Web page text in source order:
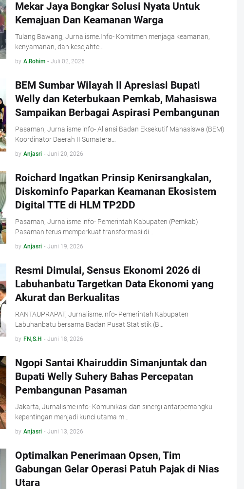
Mekar Jaya Bongkar Solusi Nyata Untuk
Kemajuan Dan Keamanan Warga
Tulang Bawang, Jurnalisme.Info- Komitmen menjaga keamanan,
kenyamanan, dan kesejahte…
by A.Rohim - Juli 02, 2026
BEM Sumbar Wilayah II Apresiasi Bupati
Welly dan Keterbukaan Pemkab, Mahasiswa
Sampaikan Berbagai Aspirasi Pembangunan
Pasaman, Jurnalisme info- Aliansi Badan Eksekutif Mahasiswa (BEM)
Koordinator Daerah II Sumatera…
by Anjasri - Juni 20, 2026
Roichard Ingatkan Prinsip Kenirsangkalan,
Diskominfo Paparkan Keamanan Ekosistem
Digital TTE di HLM TP2DD
Pasaman, Jurnalisme info- Pemerintah Kabupaten (Pemkab)
Pasaman terus memperkuat transformasi di…
by Anjasri - Juni 19, 2026
Resmi Dimulai, Sensus Ekonomi 2026 di
Labuhanbatu Targetkan Data Ekonomi yang
Akurat dan Berkualitas
RANTAUPRAPAT, Jurnalisme.info- Pemerintah Kabupaten
Labuhanbatu bersama Badan Pusat Statistik (B…
by FN,S.H - Juni 18, 2026
Ngopi Santai Khairuddin Simanjuntak dan
Bupati Welly Suhery Bahas Percepatan
Pembangunan Pasaman
Jakarta, Jurnalisme info- Komunikasi dan sinergi antarpemangku
kepentingan menjadi kunci utama m…
by Anjasri - Juni 13, 2026
Optimalkan Penerimaan Opsen, Tim
Gabungan Gelar Operasi Patuh Pajak di Nias
Utara